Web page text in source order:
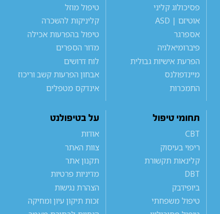
פסיכולוג קליני
אוטיזם | ASD
אספרגר
פיברומיאלגיה
הפרעת אישיות גבולית
מיינדפולנס
התמכרות
טיפול מוזל
קליניקות להשכרה
טיפול בהפרעות אכילה
מדור הספרים
לוח דרושים
אבחון הפרעות קשב וריכוז
אינדקס מטפלים
תחומי טיפול
CBT
ריפוי בעיסוק
קלינאות תקשורת
DBT
ביופידבק
טיפול משפחתי
על בטיפולנט
אודות
צוות האתר
תקנון אתר
מדיניות פרטיות
הצהרת נגישות
זכות תיקון עיון ומחיקה